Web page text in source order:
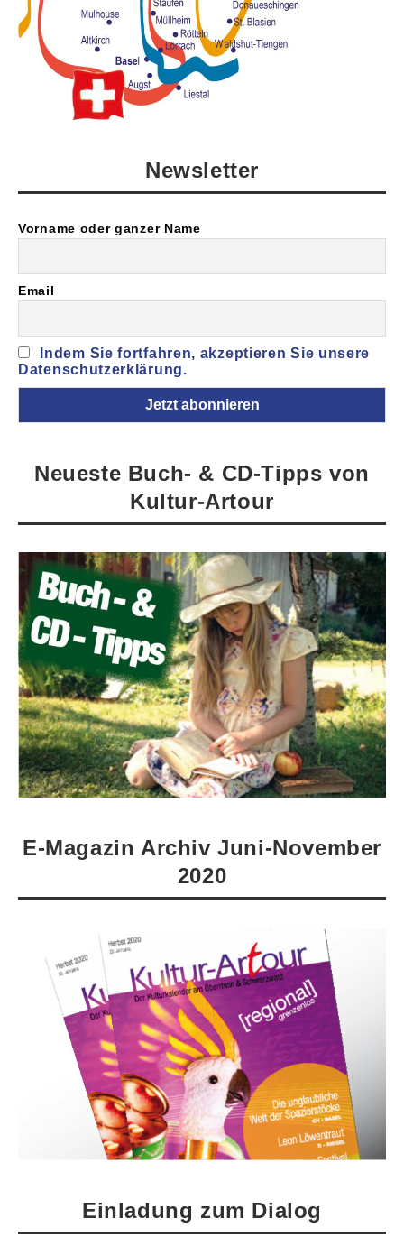
Newsletter
Vorname oder ganzer Name
Email
Indem Sie fortfahren, akzeptieren Sie unsere
Datenschutzerklärung.
Neueste Buch- & CD-Tipps von
Kultur-Artour
E-Magazin Archiv Juni-November
2020
Einladung zum Dialog